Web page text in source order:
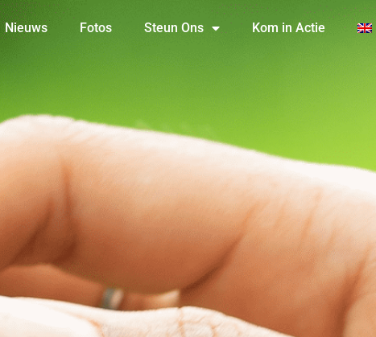
Nieuws Fotos Steun Ons Kom in Actie